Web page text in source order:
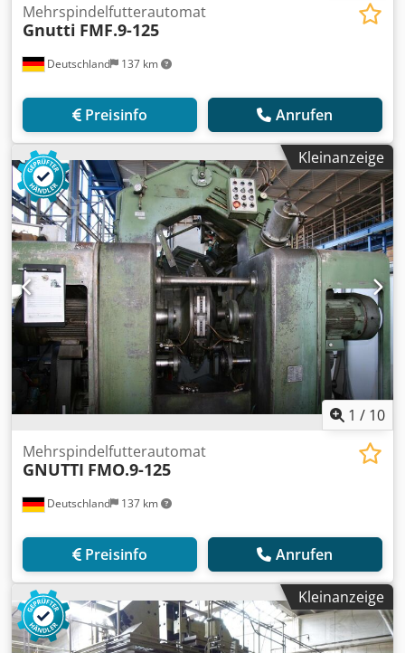
Deutschland 137 km
Mehrspindelfutterautomat
Gnutti FMF.9-125
Preisinfo Anrufen
Kleinanzeige
1 / 10
Deutschland 137 km
Mehrspindelfutterautomat
GNUTTI FMO.9-125
Preisinfo Anrufen
Kleinanzeige